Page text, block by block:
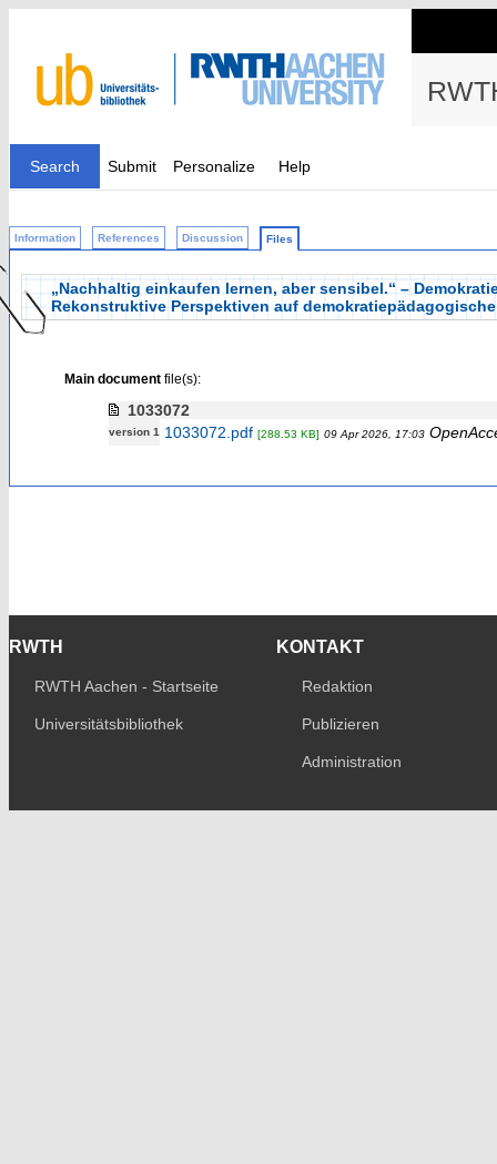
Search Submit Personalize Help
Information References Discussion Files
„Nachhaltig einkaufen lernen, aber sensibel.“ –
Rekonstruktive Perspektiven auf
Main documentfile(s):
1033072
version 1 1033072.pdf [288.53 KB] 09 Apr 2026, 17:03
RWTH
RWTH Aachen - Startseite
Universitätsbibliothek
KONTAKT
Redaktion
Publizieren
Administration